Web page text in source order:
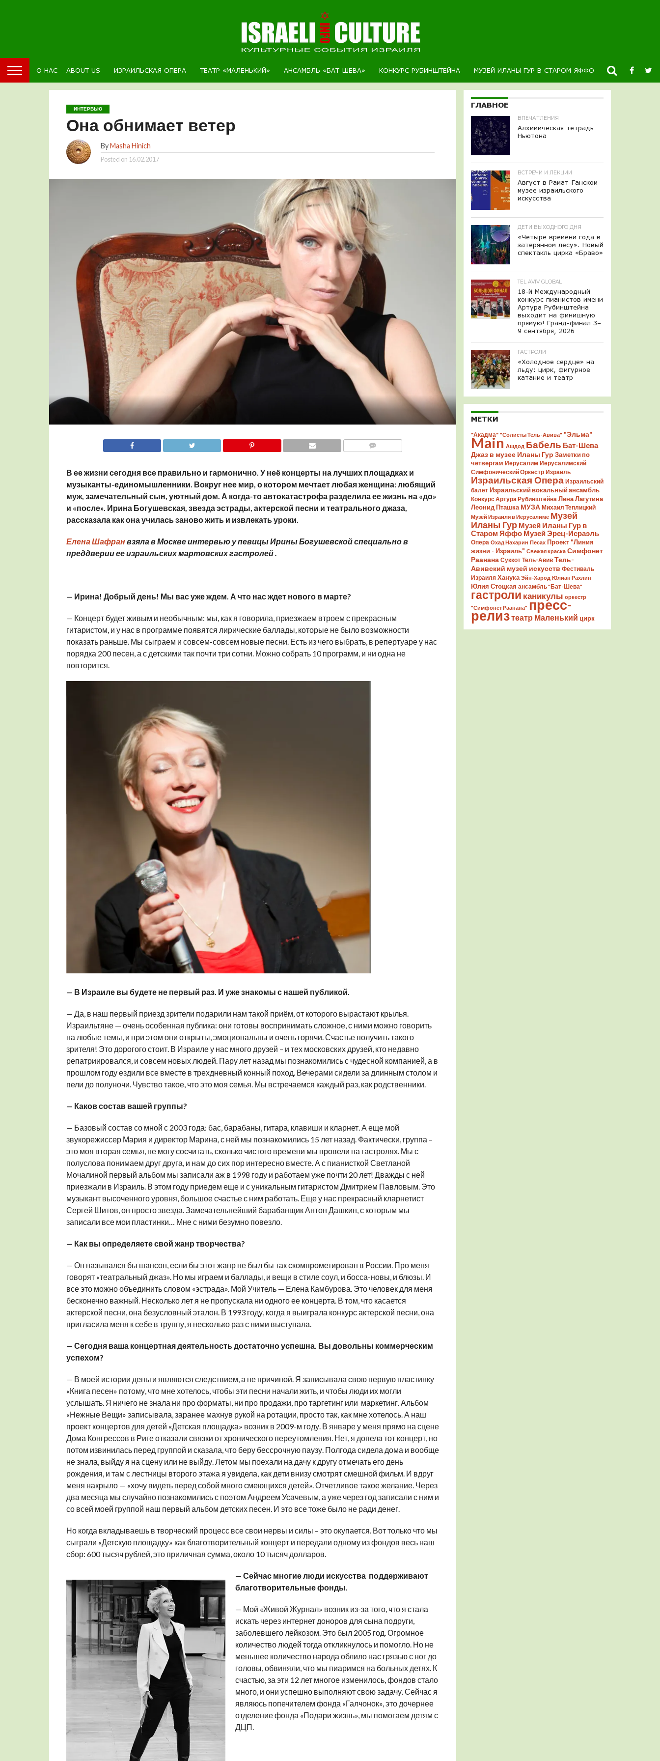
О НАС – ABOUT US ИЗРАИЛЬСКАЯ ОПЕРА ТЕАТР «МАЛЕНЬКИЙ» АНСАМБЛЬ «БАТ-ШЕВА» КОНКУРС РУБИНШТЕЙНА МУЗЕЙ ИЛАНЫ ГУР В СТАРОМ ЯФФО НОВОСТИ
ИНТЕРВЬЮ
Она обнимает ветер
ByMasha Hinich
Posted on 16.02.2017
В ее жизни сегодня все правильно и гармонично. У неё концерты на лучших площадках и
музыканты-единомышленники. Вокруг нее мир, о котором мечтает любая женщина: любящий
муж, замечательный сын, уютный дом. А когда-то автокатастрофа разделила ее жизнь на «до»
и «после». Ирина Богушевская, звезда эстрады, актерской песни и театрального джаза,
рассказала как она училась заново жить и извлекать уроки.
Елена Шафранвзяла в Москве интервью у певицы Ирины Богушевской специально в
преддверии ее израильских мартовских гастролей .
— Ирина! Добрый день! Мы вас уже ждем. А что нас ждет нового в марте?
— Концерт будет живым и необычным: мы, как я говорила, приезжаем втроем с прекрасным
гитаристом, и у нас в программе появятся лирические баллады, которые не было возможности
показать раньше. Мы сыграем и совсем-совсем новые песни. Есть из чего выбрать, в репертуаре у нас
порядка 200 песен, а с детскими так почти три сотни. Можно собрать 10 программ, и ни одна не
повторится.
— В Израиле вы будете не первый раз. И уже знакомы с нашей публикой.
— Да, в наш первый приезд зрители подарили нам такой приём, от которого вырастают крылья.
Израильтяне — очень особенная публика: они готовы воспринимать сложное, с ними можно говорить
на любые темы, и при этом они открыты, эмоциональны и очень горячи. Счастье получить такого
зрителя! Это дорогого стоит. В Израиле у нас много друзей – и тех московских друзей, кто недавно
репатриировался, и совсем новых людей. Пару лет назад мы познакомились с чудесной компанией, а в
прошлом году ездили все вместе в трехдневный конный поход. Вечерами сидели за длинным столом и
пели до полуночи. Чувство такое, что это моя семья. Мы встречаемся каждый раз, как родственники.
— Каков состав вашей группы?
— Базовый состав со мной с 2003 года: бас, барабаны, гитара, клавиши и кларнет. А еще мой
звукорежиссер Мария и директор Марина, с ней мы познакомились 15 лет назад. Фактически, группа –
это моя вторая семья, не могу сосчитать, сколько чистого времени мы провели на гастролях. Мы с
полуслова понимаем друг друга, и нам до сих пор интересно вместе. А с пианисткой Светланой
Мочалиной первый альбом мы записали аж в 1998 году и работаем уже почти 20 лет! Дважды с ней
приезжали в Израиль. В этом году приедем еще и с уникальным гитаристом Дмитрием Павловым. Это
музыкант высоченного уровня, большое счастье с ним работать. Еще у нас прекрасный кларнетист
Сергей Шитов, он просто звезда. Замечательнейший барабанщик Антон Дашкин, с которым мы
записали все мои пластинки… Мне с ними безумно повезло.
— Как вы определяете свой жанр творчества?
— Он назывался бы шансон, если бы этот жанр не был бы так скомпрометирован в России. Про меня
говорят «театральный джаз». Но мы играем и баллады, и вещи в стиле соул, и босса-новы, и блюзы. И
все это можно объединить словом «эстрада». Мой Учитель — Елена Камбурова. Это человек для меня
бесконечно важный. Несколько лет я не пропускала ни одного ее концерта. В том, что касается
актерской песни, она безусловный эталон. В 1993 году, когда я выиграла конкурс актерской песни, она
пригласила меня к себе в труппу, я несколько раз с ними выступала.
— Сегодня ваша концертная деятельность достаточно успешна. Вы довольны коммерческим
успехом?
— В моей истории деньги являются следствием, а не причиной. Я записывала свою первую пластинку
«Книга песен» потому, что мне хотелось, чтобы эти песни начали жить, и чтобы люди их могли
услышать. Я ничего не знала ни про форматы, ни про продажи, про таргетинг или маркетинг. Альбом
«Нежные Вещи» записывала, заранее махнув рукой на ротации, просто так, как мне хотелось. А наш
проект концертов для детей «Детская площадка» возник в 2009-м году. В январе у меня прямо на сцене
Дома Конгрессов в Риге отказали связки от хронического переутомления. Нет, я допела тот концерт, но
потом извинилась перед группой и сказала, что беру бессрочную паузу. Полгода сидела дома и вообще
не знала, выйду я на сцену или не выйду. Летом мы поехали на дачу к другу отмечать его день
рождения, и там с лестницы второго этажа я увидела, как дети внизу смотрят смешной фильм. И вдруг
меня накрыло — «хочу видеть перед собой много смеющихся детей». Отчетливое такое желание. Через
два месяца мы случайно познакомились с поэтом Андреем Усачевым, а уже через год записали с ним и
со всей моей группой наш первый альбом детских песен. И это все тоже было не ради денег.
Но когда вкладываешь в творческий процесс все свои нервы и силы – это окупается. Вот только что мы
сыграли «Детскую площадку» как благотворительный концерт и передали одному из фондов весь наш
сбор: 600 тысяч рублей, это приличная сумма, около 10 тысяч долларов.
— Сейчас многие люди искусства поддерживают
благотворительные фонды.
— Мой «Живой Журнал» возник из-за того, что я стала
искать через интернет доноров для сына подруги,
заболевшего лейкозом. Это был 2005 год. Огромное
количество людей тогда откликнулось и помогло. Но не
меньшее количество народа облило нас грязью с ног до
головы, обвиняли, что мы пиаримся на больных детях. К
счастью, за эти 12 лет многое изменилось, фондов стало
много, и они успешно выполняют свою задачу. Сейчас я
являюсь попечителем фонда «Галчонок», это дочернее
отделение фонда «Подари жизнь», мы помогаем детям с
ДЦП.
ГЛАВНОЕ
ВПЕЧАТЛЕНИЯ
Алхимическая тетрадь
Ньютона
ВСТРЕЧИ И ЛЕКЦИИ
Август в Рамат-Ганском
музее израильского
искусства
ДЕТИ ВЫХОДНОГО ДНЯ
«Четыре времени года в
затерянном лесу». Новый
спектакль цирка «Браво»
TEL AVIV GLOBAL
18-й Международный
конкурс пианистов имени
Артура Рубинштейна
выходит на финишную
прямую! Гранд-финал 3–
9 сентября, 2026
ГАСТРОЛИ
«Холодное сердце» на
льду: цирк, фигурное
катание и театр
МЕТКИ
"Акадма" "Солисты Тель-Авива" "Эльма"
Main Ашдод Бабель Бат-Шева
Джаз в музее Иланы Гур Заметки по
четвергам Иерусалим Иерусалимский
Симфонический Оркестр Израиль
Израильская Опера Израильский
балет Израильский вокальный ансамбль
Конкурс Артура Рубинштейна Лена Лагутина
Леонид Пташка МУЗА Михаил Теплицкий
Музей Израиля в Иерусалиме Музей
Иланы Гур Музей Иланы Гур в
Старом Яффо Музей Эрец-Исраэль
Опера Охад Нахарин Песах Проект "Линия
жизни - Израиль" Свежая краска Симфонет
Раанана Суккот Тель-Авив Тель-
Авивский музей искусств Фестиваль
Израиля Ханука Эйн-Харод Юлиан Рахлин
Юлия Стоцкая ансамбль "Бат-Шева"
гастроли каникулы оркестр
"Симфонет Раанана" пресс-
релизтеатр Маленький цирк